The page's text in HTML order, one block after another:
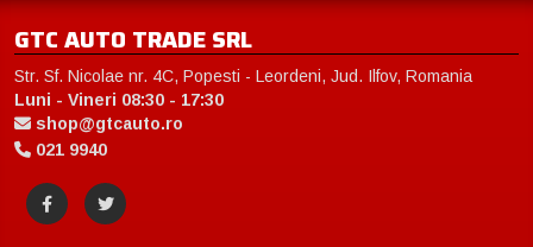
GTC AUTO TRADE SRL
Str. Sf. Nicolae nr. 4C, Popesti - Leordeni, Jud. Ilfov, Romania
Luni - Vineri 08:30 - 17:30
shop@gtcauto.ro
021 9940